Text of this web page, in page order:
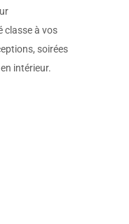
classe à vos
soirées
intérieur.